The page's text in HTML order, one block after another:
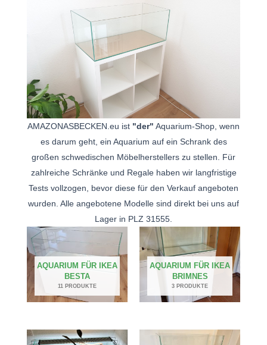
AMAZONASBECKEN.eu ist "der" Aquarium-Shop, wenn
es darum geht, ein Aquarium auf ein Schrank des
großen schwedischen Möbelherstellers zu stellen. Für
zahlreiche Schränke und Regale haben wir langfristige
Tests vollzogen, bevor diese für den Verkauf angeboten
wurden. Alle angebotene Modelle sind direkt bei uns auf
Lager in PLZ 31555.
AQUARIUM FÜR IKEA
BESTA
11 PRODUKTE
AQUARIUM FÜR IKEA
BRIMNES
3 PRODUKTE